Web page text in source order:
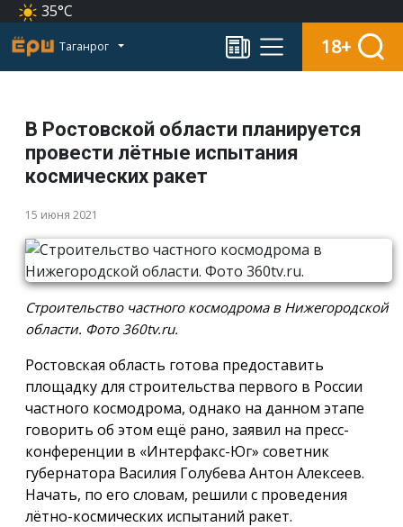
35°C
Таганрог 18+
В Ростовской области планируется
провести лётные испытания
космических ракет
15 июня 2021
Строительство частного космодрома в Нижегородской
области. Фото 360tv.ru.
Ростовская область готова предоставить
площадку для строительства первого в России
частного космодрома, однако на данном этапе
говорить об этом ещё рано, заявил на пресс-
конференции в «Интерфакс-Юг» советник
губернатора Василия Голубева Антон Алексеев.
Начать, по его словам, решили с проведения
лётно-космических испытаний ракет.